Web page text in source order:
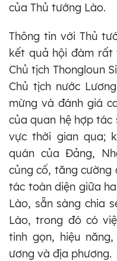
của Thủ tướng Lào.
Thông tin với Thủ
kết quả hội đàm rất
Chủ tịch Thongloun
Chủ tịch nước
mừng và đánh giá
của quan hệ hợp
vực thời gian qua;
quán của Đảng,
củng cố, tăng cường
tác toàn diện giữa
Lào, sẵn sàng chia
Lào, trong đó có
tinh gọn, hiệu
ương và địa phương.